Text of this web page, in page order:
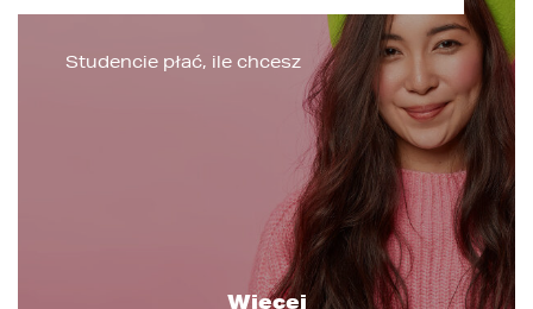
Studencie płać, ile chcesz
Więcej